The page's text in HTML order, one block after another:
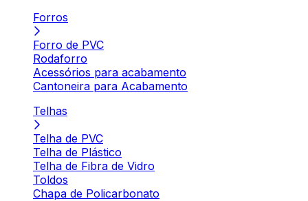
Forros
Forro de PVC
Rodaforro
Acessórios para acabamento
Cantoneira para Acabamento
Telhas
Telha de PVC
Telha de Plástico
Telha de Fibra de Vidro
Toldos
Chapa de Policarbonato